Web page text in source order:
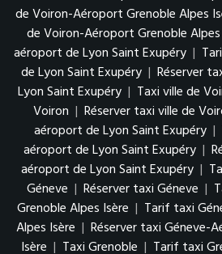
de Voiron-Aéroport Grenoble Alpes
de Voiron-Aéroport Grenoble
aéroport de Lyon Saint Exupéry |
de Lyon Saint Exupéry | Réserver
Lyon Saint Exupéry | Taxi ville de
Voiron | Réserver taxi ville de
aéroport de Lyon Saint Exupéry |
aéroport de Lyon Saint Exupéry |
aéroport de Lyon Saint Exupéry |
Géneve | Réserver taxi Géneve |
Grenoble Alpes Isère | Tarif taxi
Alpes Isère | Réserver taxi Géneve-
Isère | Taxi Grenoble | Tarif taxi